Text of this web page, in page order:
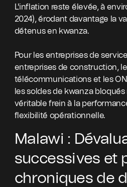
L'inflation reste élevée, à
2024), érodant davantage la
détenus en kwanza.
Pour les entreprises de
entreprises de construction,
télécommunications et les
les soldes de kwanza
véritable frein à la
flexibilité opérationnelle.
Malawi :
successives et
chroniques de